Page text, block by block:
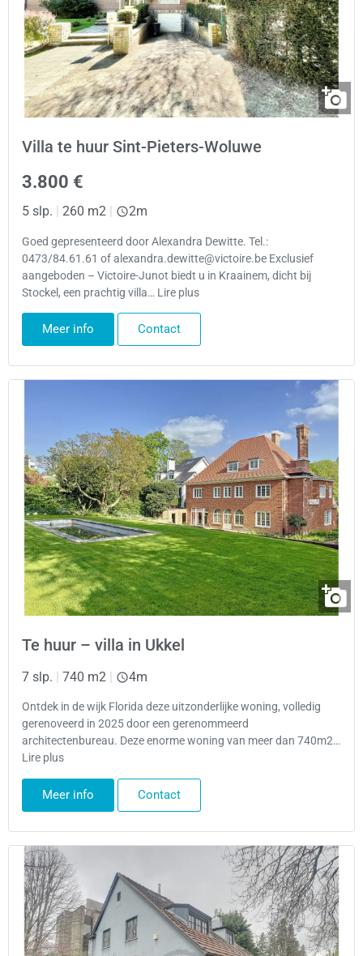
Villa te huur Sint-Pieters-Woluwe
3.800 €
5 slp. 260 m2 2m
Goed gepresenteerd door Alexandra Dewitte. Tel.:
0473/84.61.61 of alexandra.dewitte@victoire.be Exclusief
aangeboden – Victoire-Junot biedt u in Kraainem, dicht bij
Stockel, een prachtig villa… Lire plus
Meer info Contact
Te huur – villa in Ukkel
7 slp. | 740 m2 | 4m
Ontdek in de wijk Florida deze uitzonderlijke woning, volledig
gerenoveerd in 2025 door een gerenommeerd
architectenbureau. Deze enorme woning van meer dan 740m2…
Lire plus
Meer info Contact